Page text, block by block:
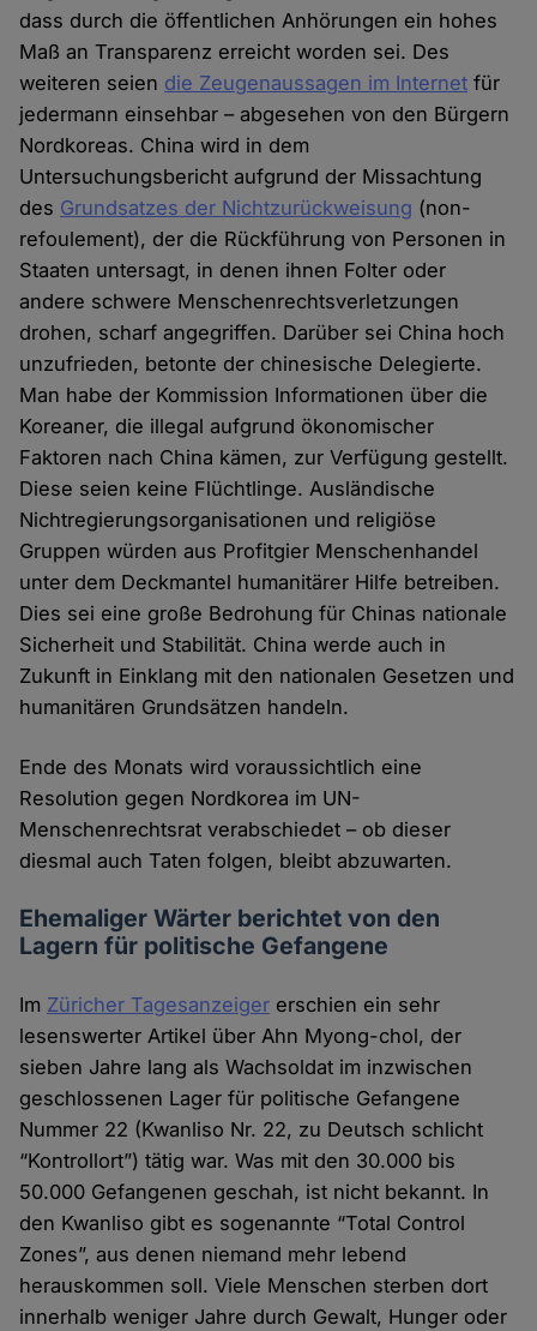
dass durch die öffentlichen Anhörungen ein hohes
Maß an Transparenz erreicht worden sei. Des
weiteren seien die Zeugenaussagen im Internet für
jedermann einsehbar – abgesehen von den Bürgern
Nordkoreas. China wird in dem
Untersuchungsbericht aufgrund der Missachtung
des Grundsatzes der Nichtzurückweisung (non-
refoulement), der die Rückführung von Personen in
Staaten untersagt, in denen ihnen Folter oder
andere schwere Menschenrechtsverletzungen
drohen, scharf angegriffen. Darüber sei China hoch
unzufrieden, betonte der chinesische Delegierte.
Man habe der Kommission Informationen über die
Koreaner, die illegal aufgrund ökonomischer
Faktoren nach China kämen, zur Verfügung gestellt.
Diese seien keine Flüchtlinge. Ausländische
Nichtregierungsorganisationen und religiöse
Gruppen würden aus Profitgier Menschenhandel
unter dem Deckmantel humanitärer Hilfe betreiben.
Dies sei eine große Bedrohung für Chinas nationale
Sicherheit und Stabilität. China werde auch in
Zukunft in Einklang mit den nationalen Gesetzen und
humanitären Grundsätzen handeln.
Ende des Monats wird voraussichtlich eine
Resolution gegen Nordkorea im UN-
Menschenrechtsrat verabschiedet – ob dieser
diesmal auch Taten folgen, bleibt abzuwarten.
Ehemaliger Wärter berichtet von den
Lagern für politische Gefangene
Im Züricher Tagesanzeiger erschien ein sehr
lesenswerter Artikel über Ahn Myong-chol, der
sieben Jahre lang als Wachsoldat im inzwischen
geschlossenen Lager für politische Gefangene
Nummer 22 (Kwanliso Nr. 22, zu Deutsch schlicht
“Kontrollort”) tätig war. Was mit den 30.000 bis
50.000 Gefangenen geschah, ist nicht bekannt. In
den Kwanliso gibt es sogenannte “Total Control
Zones”, aus denen niemand mehr lebend
herauskommen soll. Viele Menschen sterben dort
innerhalb weniger Jahre durch Gewalt, Hunger oder